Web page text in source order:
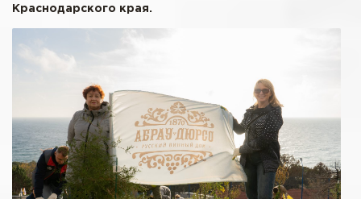
Краснодарского края.